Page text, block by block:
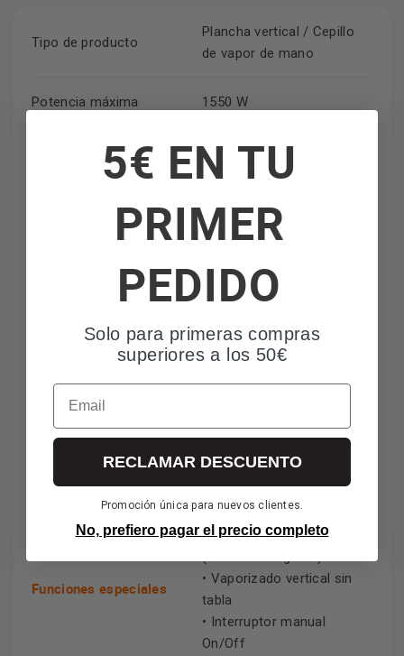
Tipo de producto
Plancha vertical / Cepillo
de vapor de mano
Potencia máxima 1550 W
calentamiento
30 Segundos
Capacidad del depósito 0,18 L (Extraíble)
Niveles de intensidad 3 Ajustes electrónicos
min)
Longitud del cable 1,9 m
Peso neto 1,44 kg
Funciones especiales
• Sistema ProSuction
• Vaporizado vertical sin
tabla
• Interruptor manual
On/Off
5€ EN TU
PRIMER
PEDIDO
Solo para primeras compras
superiores a los 50€
Email
RECLAMAR DESCUENTO
Promoción única para nuevos clientes.
No, prefiero pagar el precio completo